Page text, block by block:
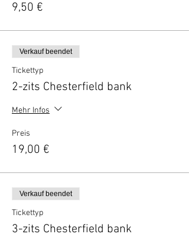
9,50 €
Verkauf beendet
Tickettyp
2-zits Chesterfield bank
Mehr Infos
Preis
19,00 €
Verkauf beendet
Tickettyp
3-zits Chesterfield bank